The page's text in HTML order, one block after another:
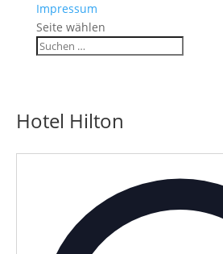
Impressum
Seite wählen
Hotel Hilton